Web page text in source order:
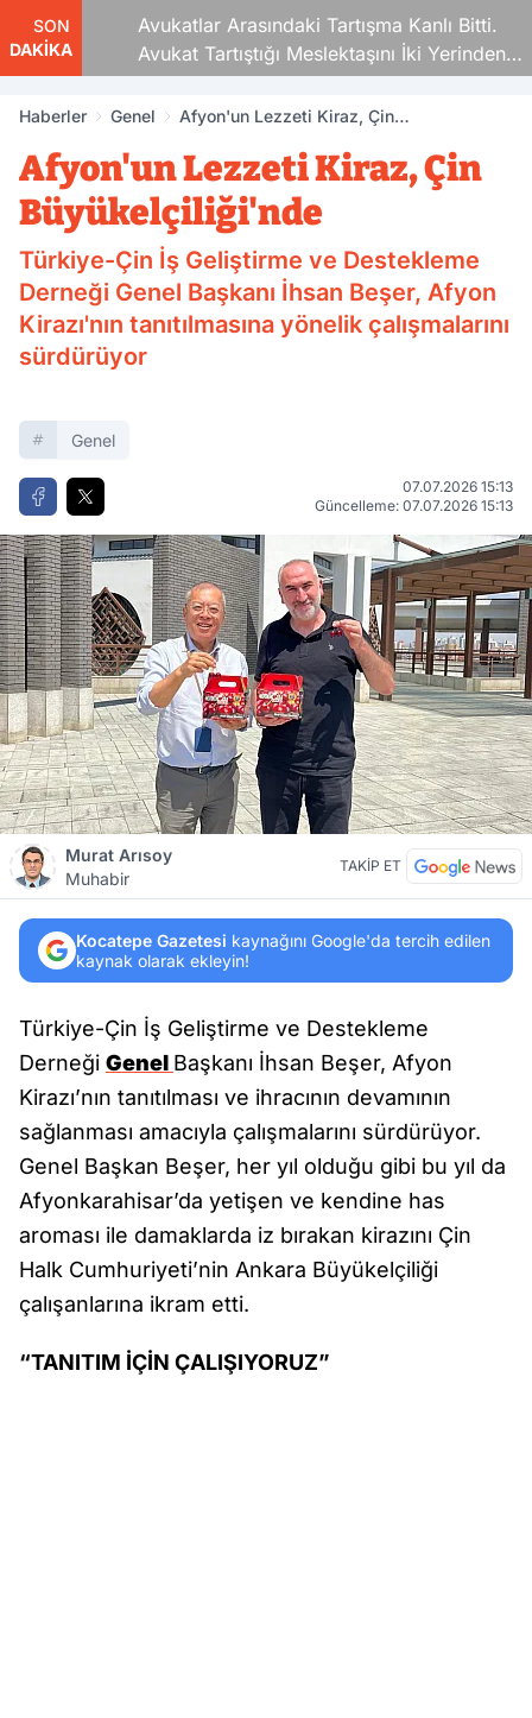
SON
DAKİKA
Avukatlar Arasındaki Tartışma Kanlı Bitti.
Avukat Tartıştığı Meslektaşını İki Yerinden
Vurdu
Haberler Genel
Afyon'un Lezzeti Kiraz, Çin
Afyon'un Lezzeti Kiraz, Çin
Büyükelçiliği'nde
Türkiye-Çin İş Geliştirme ve Destekleme
Derneği Genel Başkanı İhsan Beşer, Afyon
Kirazı'nın tanıtılmasına yönelik çalışmalarını
sürdürüyor
Genel
07.07.2026 15:13
Güncelleme: 07.07.2026 15:13
Murat Arısoy
Muhabir
TAKİP ET
Kocatepe Gazetesi kaynağını Google'da tercih edilen
kaynak olarak ekleyin!
Türkiye-Çin İş Geliştirme ve Destekleme
Derneği Genel Başkanı İhsan Beşer, Afyon
Kirazı’nın tanıtılması ve ihracının devamının
sağlanması amacıyla çalışmalarını sürdürüyor.
Genel Başkan Beşer, her yıl olduğu gibi bu yıl da
Afyonkarahisar’da yetişen ve kendine has
aroması ile damaklarda iz bırakan kirazını Çin
Halk Cumhuriyeti’nin Ankara Büyükelçiliği
çalışanlarına ikram etti.
“TANITIM İÇİN ÇALIŞIYORUZ”